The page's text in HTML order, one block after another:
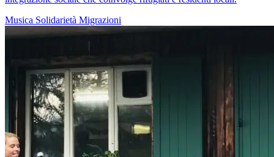
Musica Solidarietà Migrazioni